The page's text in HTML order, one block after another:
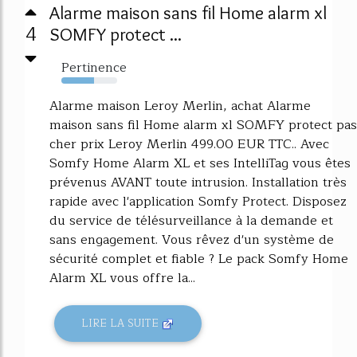
4
Alarme maison sans fil Home alarm xl
SOMFY protect ...
Pertinence
59%
Alarme maison Leroy Merlin, achat Alarme
maison sans fil Home alarm xl SOMFY protect pas
cher prix Leroy Merlin 499.00 EUR TTC.. Avec
Somfy Home Alarm XL et ses IntelliTag vous êtes
prévenus AVANT toute intrusion. Installation très
rapide avec l'application Somfy Protect. Disposez
du service de télésurveillance à la demande et
sans engagement. Vous rêvez d'un système de
sécurité complet et fiable ? Le pack Somfy Home
Alarm XL vous offre la...
LIRE LA SUITE